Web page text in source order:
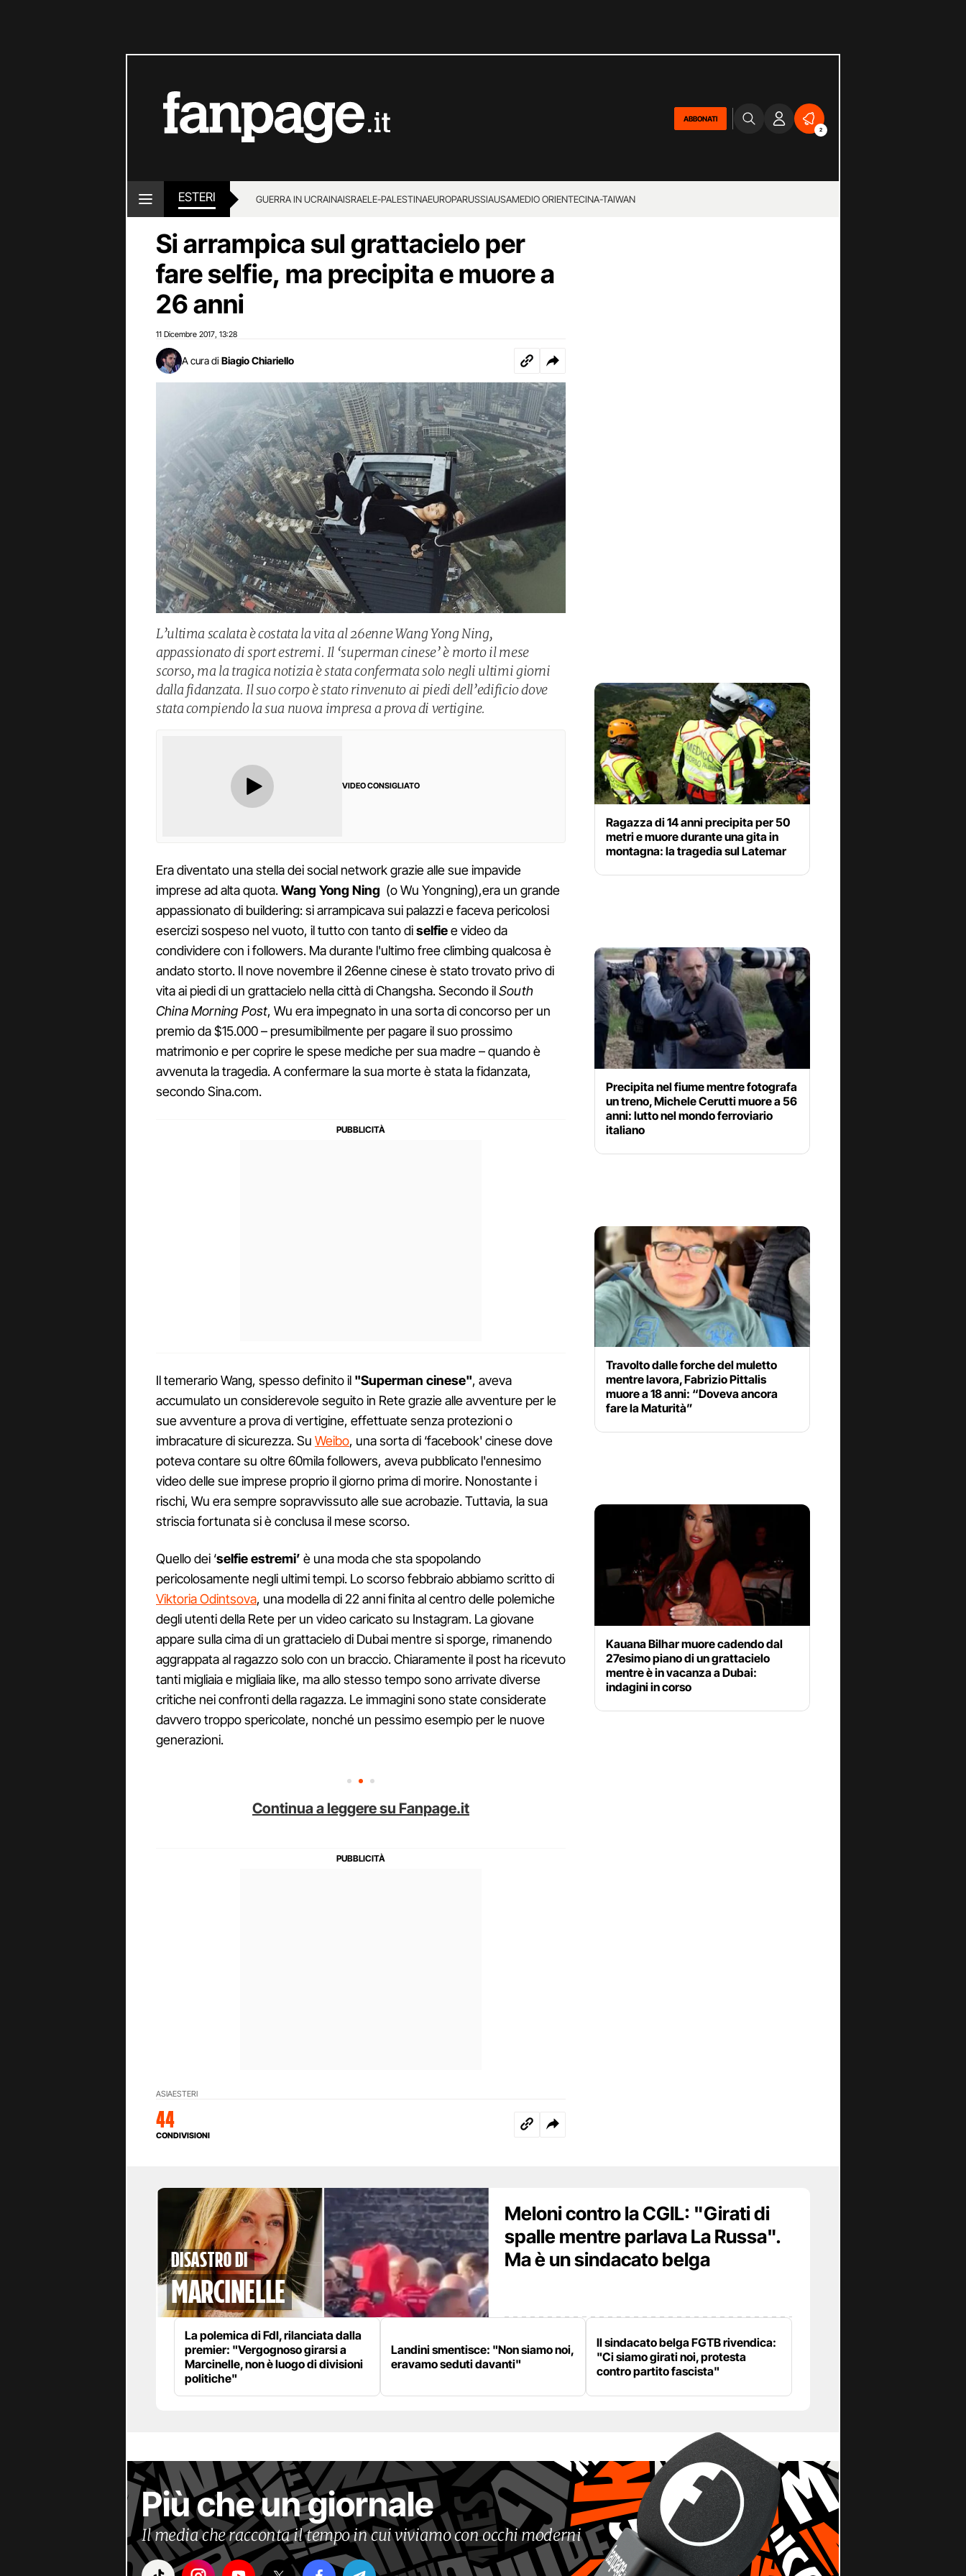
ABBONATI
2
ESTERI GUERRA IN UCRAINAISRAELE-PALESTINAEUROPARUSSIAUSAMEDIO ORIENTECINA-TAIWAN
Si arrampica sul grattacielo per
fare selfie, ma precipita e muore a
26 anni
11 Dicembre 2017 13:28
A cura di Biagio Chiariello
L’ultima scalata è costata la vita al 26enne Wang Yong Ning,
appassionato di sport estremi. Il ‘superman cinese’ è morto il mese
scorso, ma la tragica notizia è stata confermata solo negli ultimi giorni
dalla fidanzata. Il suo corpo è stato rinvenuto ai piedi dell’edificio dove
stata compiendo la sua nuova impresa a prova di vertigine.
VIDEO CONSIGLIATO
Era diventato una stella dei social network grazie alle sue impavide
imprese ad alta quota.Wang Yong Ning (o Wu Yongning),era un grande
appassionato di buildering: si arrampicava sui palazzi e faceva pericolosi
esercizi sospeso nel vuoto, il tutto con tanto diselfiee video da
condividere con i followers. Ma durante l'ultimo free climbing qualcosa è
andato storto. Il nove novembre il 26enne cinese è stato trovato privo di
vita ai piedi di un grattacielo nella città di Changsha. Secondo ilSouth
China Morning Post, Wu era impegnato in una sorta di concorso per un
premio da $15.000 – presumibilmente per pagare il suo prossimo
matrimonio e per coprire le spese mediche per sua madre – quando è
avvenuta la tragedia. A confermare la sua morte è stata la fidanzata,
secondo Sina.com.
Il temerario Wang, spesso definito il "Superman cinese", aveva
accumulato un considerevole seguito in Rete grazie alle avventure per le
sue avventure a prova di vertigine, effettuate senza protezioni o
imbracature di sicurezza. Su Weibo, una sorta di ‘facebook' cinese dove
poteva contare su oltre 60mila followers, aveva pubblicato l'ennesimo
video delle sue imprese proprio il giorno prima di morire. Nonostante i
rischi, Wu era sempre sopravvissuto alle sue acrobazie. Tuttavia, la sua
striscia fortunata si è conclusa il mese scorso.
Quello dei ‘selfie estremi’ è una moda che sta spopolando
pericolosamente negli ultimi tempi. Lo scorso febbraio abbiamo scritto di
Viktoria Odintsova, una modella di 22 anni finita al centro delle polemiche
degli utenti della Rete per un video caricato su Instagram. La giovane
appare sulla cima di un grattacielo di Dubai mentre si sporge, rimanendo
aggrappata al ragazzo solo con un braccio. Chiaramente il post ha ricevuto
tanti migliaia e migliaia like, ma allo stesso tempo sono arrivate diverse
critiche nei confronti della ragazza. Le immagini sono state considerate
davvero troppo spericolate, nonché un pessimo esempio per le nuove
generazioni.
Continua a leggere su Fanpage.it
ASIAESTERI
44
CONDIVISIONI
Ragazza di 14 anni precipita per 50
metri e muore durante una gita in
montagna: la tragedia sul Latemar
Precipita nel fiume mentre fotografa
un treno, Michele Cerutti muore a 56
anni: lutto nel mondo ferroviario
italiano
Travolto dalle forche del muletto
mentre lavora, Fabrizio Pittalis
muore a 18 anni: “Doveva ancora
fare la Maturità”
Kauana Bilhar muore cadendo dal
27esimo piano di un grattacielo
mentre è in vacanza a Dubai:
indagini in corso
disastro di
marcinelle
Meloni contro la CGIL: "Girati di
spalle mentre parlava La Russa".
Ma è un sindacato belga
La polemica di FdI, rilanciata dalla
premier: "Vergognoso girarsi a
Marcinelle, non è luogo di divisioni
politiche"
Landini smentisce: "Non siamo noi,
eravamo seduti davanti"
Il sindacato belga FGTB rivendica:
"Ci siamo girati noi, protesta
contro partito fascista"
Più che un giornale
Il media che racconta il tempo in cui viviamo con occhi moderni